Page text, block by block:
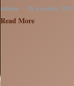
admin 28 grudnia,
Read More